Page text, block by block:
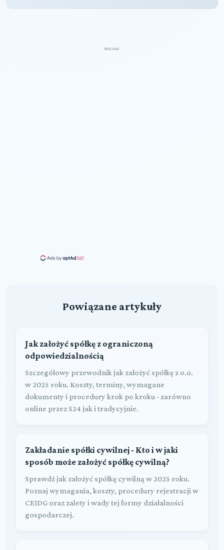
REKLAMA
Powiązane artykuły
Jak założyć spółkę z ograniczoną
odpowiedzialnością
Szczegółowy przewodnik jak założyć spółkę z o.o.
w 2025 roku. Koszty, terminy, wymagane
dokumenty i procedury krok po kroku - zarówno
online przez S24 jak i tradycyjnie.
Zakładanie spółki cywilnej - Kto i w jaki
sposób może założyć spółkę cywilną?
Sprawdź jak założyć spółkę cywilną w 2025 roku.
Poznaj wymagania, koszty, procedury rejestracji w
CEIDG oraz zalety i wady tej formy działalności
gospodarczej.